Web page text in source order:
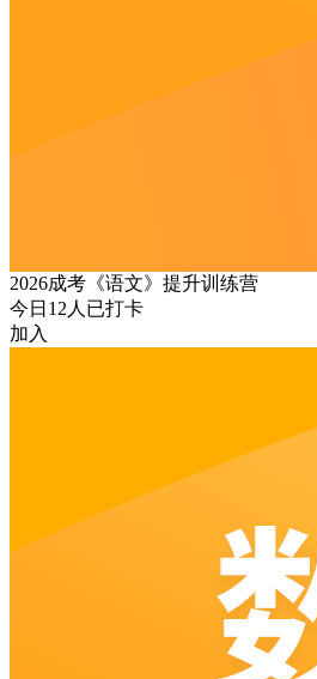
2026成考《语文》提升训练营
今日 12 人已打卡
加入